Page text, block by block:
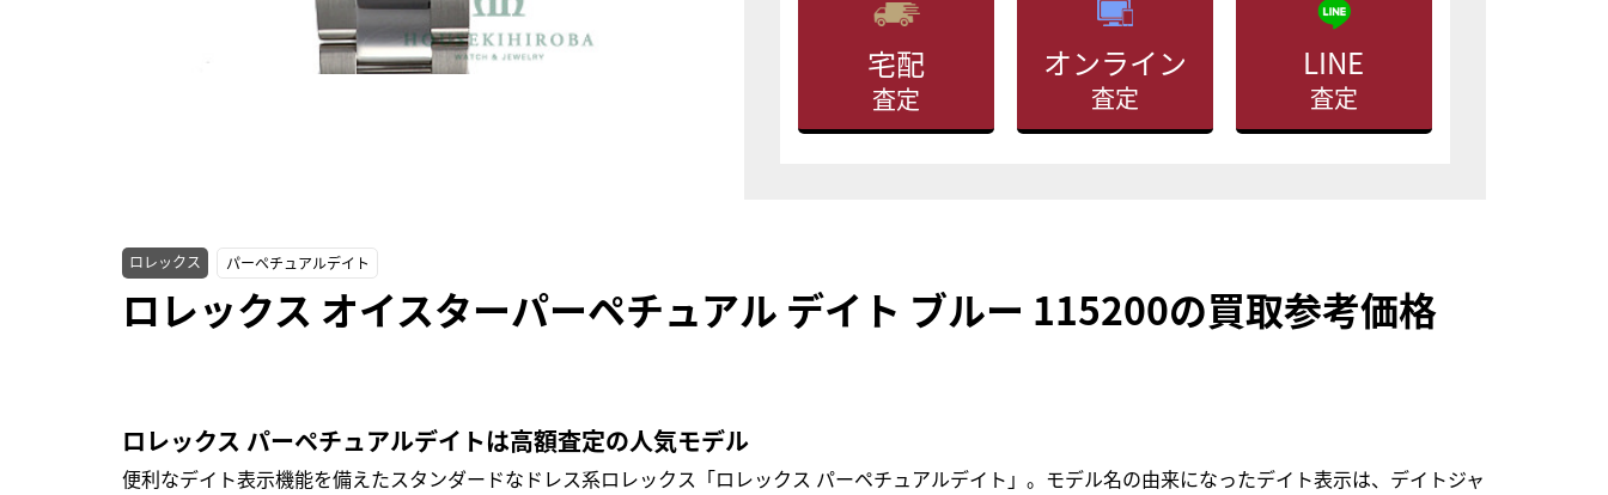
宅配
査定
オンライン
査定
LINE
査定
ロレックス パーペチュアルデイト
ロレックス オイスターパーペチュアル デイト ブルー 115200の買取参考価格
ロレックス パーペチュアルデイトは高額査定の人気モデル
便利なデイト表示機能を備えたスタンダードなドレス系ロレックス「ロレックス パーペチュアルデイト」。モデル名の由来になったデイト表示は、デイトジャ